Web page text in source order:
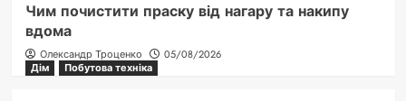
Чим почистити праску від нагару та накипу
вдома
Олександр Троценко
05/08/2026
Дім
Побутова техніка